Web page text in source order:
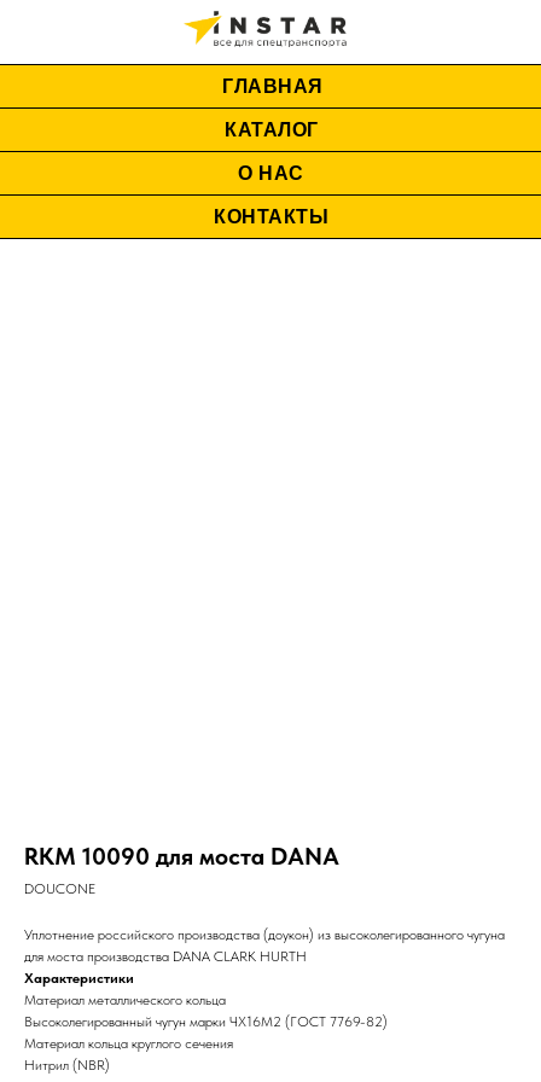
ГЛАВНАЯ
КАТАЛОГ
О НАС
КОНТАКТЫ
RKM 10090 для моста DANA
DOUCONE
Уплотнение российского производства (доукон) из высоколегированного чугуна
для моста производства DANA CLARK HURTH
Характеристики
Материал металлического кольца
Высоколегированный чугун марки ЧХ16М2 (ГОСТ 7769-82)
Материал кольца круглого сечения
Нитрил (NBR)